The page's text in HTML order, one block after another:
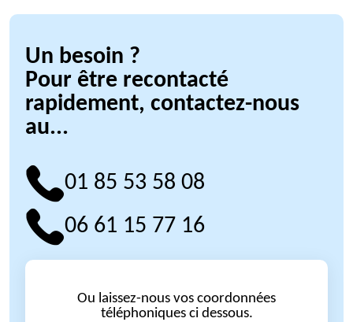
Un besoin ?
Pour être recontacté
rapidement, contactez-nous
au...
01 85 53 58 08
06 61 15 77 16
Ou laissez-nous vos coordonnées
téléphoniques ci dessous.